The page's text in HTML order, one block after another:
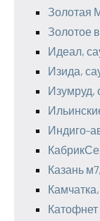
Золотая
Золотое
Идеал,
Изида,
Изумруд,
Индиго-
Казань
Катофнет